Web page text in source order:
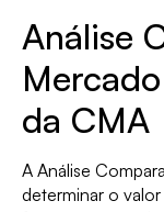
Análise
da CMA
A Análise
determinar o